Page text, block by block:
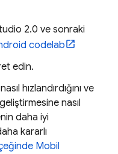
2.0 ve sonraki
codelab
edin.
hızlandırdığını ve
nasıl
daha iyi
kararlı
Mobil